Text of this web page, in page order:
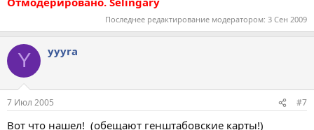
Последнее редактирование модератором: 3 Сен 2009
Y yyyra
7 Июл 2005 #7
Вот что нашел! (обещают генштабовские карты!)